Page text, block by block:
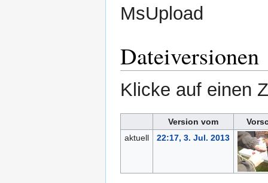
MsUpload
Dateiversionen
Klicke auf einen
Version vom
aktuell
22:17, 3. Jul. 2013